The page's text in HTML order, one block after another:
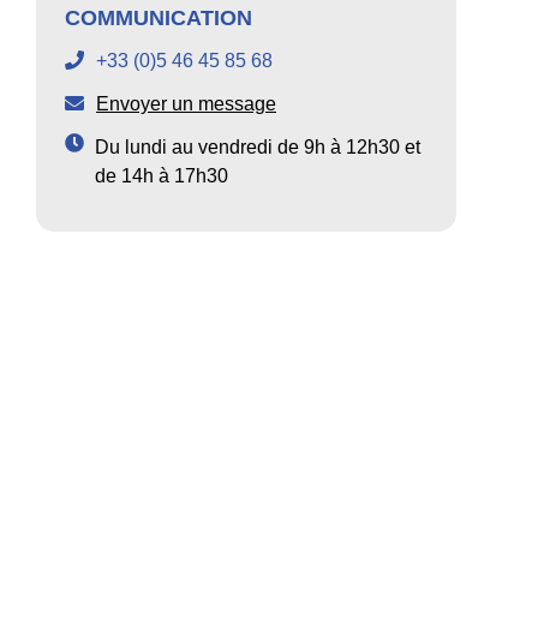
COMMUNICATION
+33 (0)5 46 45 85 68
Envoyer un message
Du lundi au vendredi de 9h à 12h30 et
de 14h à 17h30